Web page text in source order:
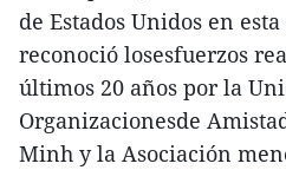
de Estados Unidos en
reconoció losesfuerzos
últimos 20 años por la
Organizacionesde
Minh y la Asociación